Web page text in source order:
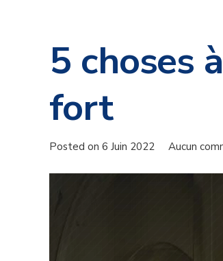
5 choses
fort
Posted on 6 Juin 2022 Aucun